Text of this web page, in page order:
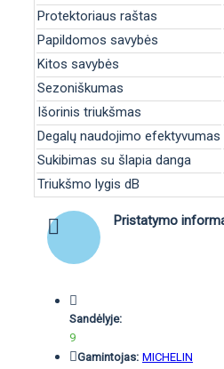
Protektoriaus raštas
Papildomos savybės
Kitos savybės
Sezoniškumas
Išorinis triukšmas
Degalų naudojimo efektyvumas
Sukibimas su šlapia danga
Triukšmo lygis dB
Pristatymo
Sandėlyje:
9
Gamintojas: MICHELIN